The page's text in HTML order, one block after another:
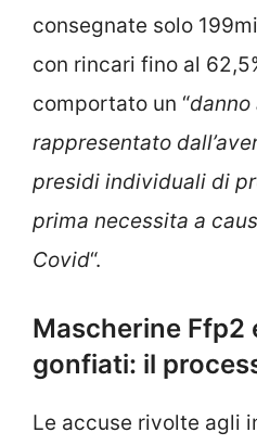
consegnate solo
con rincari fino al
comportato un “danno
rappresentato
presidi individuali di
prima necessita a
Covid“.
Mascherine Ffp2
gonfiati: il
Le accuse rivolte agli